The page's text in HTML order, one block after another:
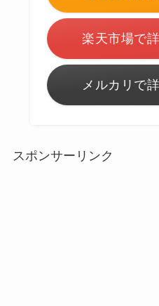
楽天市場で
メルカリで
スポンサーリンク